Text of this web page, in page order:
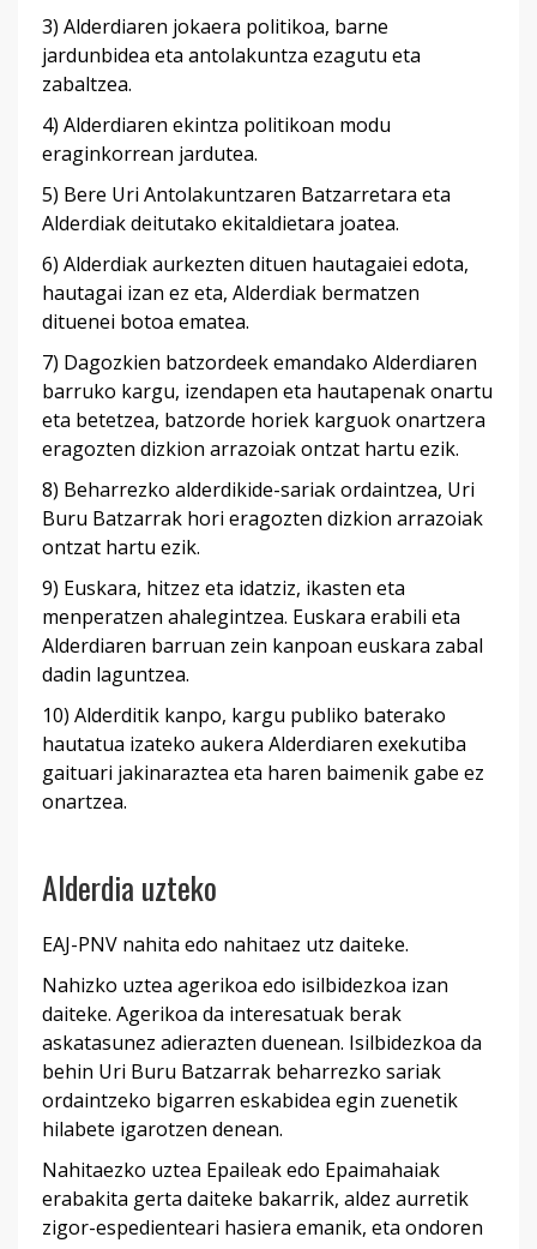
3) Alderdiaren jokaera politikoa, barne
jardunbidea eta antolakuntza ezagutu eta
zabaltzea.
4) Alderdiaren ekintza politikoan modu
eraginkorrean jardutea.
5) Bere Uri Antolakuntzaren Batzarretara eta
Alderdiak deitutako ekitaldietara joatea.
6) Alderdiak aurkezten dituen hautagaiei edota,
hautagai izan ez eta, Alderdiak bermatzen
dituenei botoa ematea.
7) Dagozkien batzordeek emandako Alderdiaren
barruko kargu, izendapen eta hautapenak onartu
eta betetzea, batzorde horiek karguok onartzera
eragozten dizkion arrazoiak ontzat hartu ezik.
8) Beharrezko alderdikide-sariak ordaintzea, Uri
Buru Batzarrak hori eragozten dizkion arrazoiak
ontzat hartu ezik.
9) Euskara, hitzez eta idatziz, ikasten eta
menperatzen ahalegintzea. Euskara erabili eta
Alderdiaren barruan zein kanpoan euskara zabal
dadin laguntzea.
10) Alderditik kanpo, kargu publiko baterako
hautatua izateko aukera Alderdiaren exekutiba
gaituari jakinaraztea eta haren baimenik gabe ez
onartzea.
Alderdia uzteko
EAJ-PNV nahita edo nahitaez utz daiteke.
Nahizko uztea agerikoa edo isilbidezkoa izan
daiteke. Agerikoa da interesatuak berak
askatasunez adierazten duenean. Isilbidezkoa da
behin Uri Buru Batzarrak beharrezko sariak
ordaintzeko bigarren eskabidea egin zuenetik
hilabete igarotzen denean.
Nahitaezko uztea Epaileak edo Epaimahaiak
erabakita gerta daiteke bakarrik, aldez aurretik
zigor-espedienteari hasiera emanik, eta ondoren